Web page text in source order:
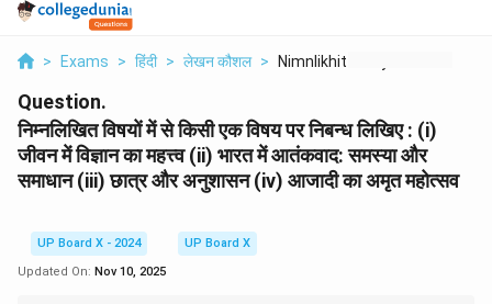
> Exams > हिंदी > लेखन कौशल > Nimnlikhit Vishyon M...
Question.
निम्नलिखित विषयों में से किसी एक विषय पर निबन्ध लिखिए : (i)
जीवन में विज्ञान का महत्त्व (ii) भारत में आतंकवाद: समस्या और
समाधान (iii) छात्र और अनुशासन (iv) आजादी का अमृत महोत्सव
UP Board X - 2024
UP Board X
Updated On: Nov 10, 2025